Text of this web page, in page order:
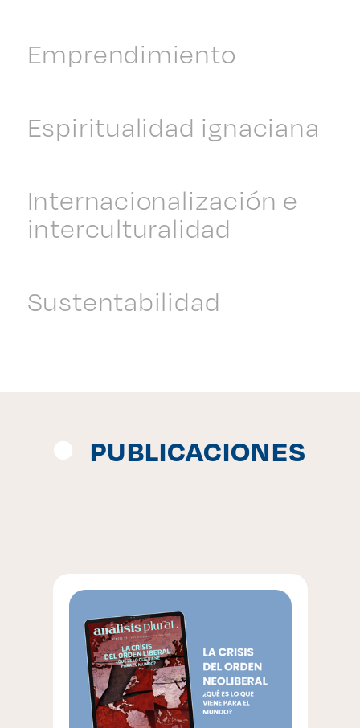
Emprendimiento
Espiritualidad ignaciana
Internacionalización e
interculturalidad
Sustentabilidad
PUBLICACIONES